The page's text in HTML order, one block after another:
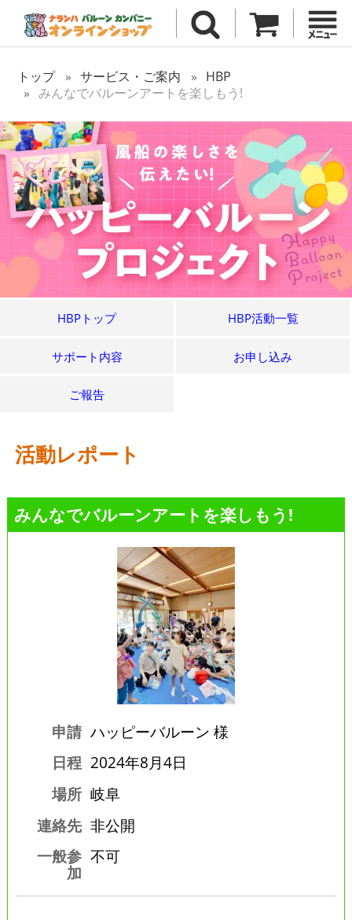
トップ サービス・ご案内
HBP
みんなでバルーンアートを楽しもう!
HBPトップ HBP活動一覧
サポート内容 お申し込み
ご報告
活動レポート
みんなでバルーンアートを楽しもう!
申請 ハッピーバルーン 様
日程 2024年8月4日
場所 岐阜
連絡先 非公開
一般参
加
不可